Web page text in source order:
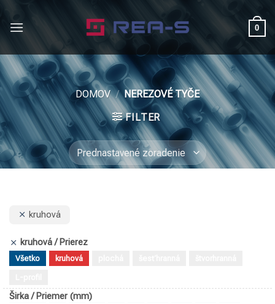
0
DOMOV / NEREZOVÉ TYČE
FILTER
kruhová
kruhová Prierez
Všetko kruhová
Širka / Priemer (mm)